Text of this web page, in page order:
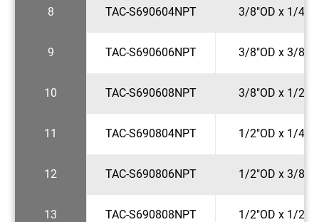
8 TAC-S690604NPT 3/8"OD x 1/
9 TAC-S690606NPT 3/8"OD x 3/
10 TAC-S690608NPT 3/8"OD x 1/
11 TAC-S690804NPT 1/2"OD x 1/
12 TAC-S690806NPT 1/2"OD x 3/
13 TAC-S690808NPT 1/2"OD x 1/